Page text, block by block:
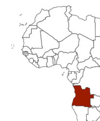
Primary
Sidebar